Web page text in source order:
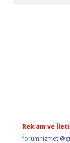
Reklam ve